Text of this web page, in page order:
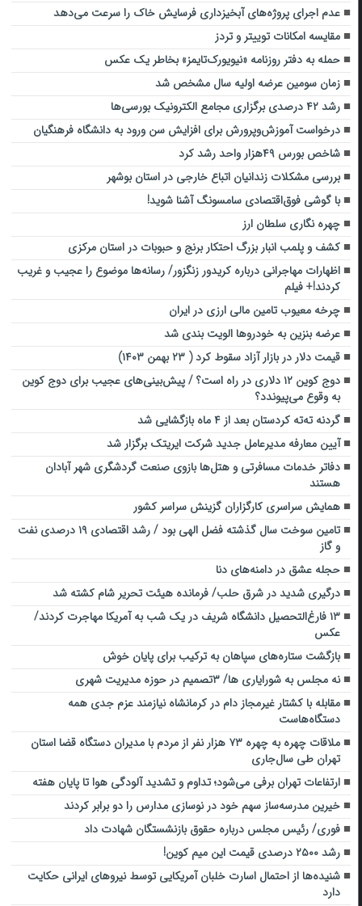
عدم اجرای پروژه‌های آبخیزداری فرسایش خاک را سرعت می‌دهد
مقایسه امکانات توییتر و تردز
حمله به دفتر روزنامه «نیویورک‌تایمز» بخاطر یک عکس
زمان سومین عرضه اولیه سال مشخص شد
رشد ۴۲ درصدی برگزاری مجامع الکترونیک بورسی‌ها
درخواست آموزش‌وپرورش برای افزایش سن ورود به دانشگاه فرهنگیان
شاخص بورس ۴۹هزار واحد رشد کرد
بررسی مشکلات زندانیان اتباع خارجی در استان بوشهر
با گوشی فوق‌اقتصادی سامسونگ آشنا شوید!
چهره نگاری سلطان ارز
کشف و پلمب انبار بزرگ احتکار برنج و حبوبات در استان مرکزی
اظهارات مهاجرانی درباره کریدور زنگزور/ رسانه‌ها موضوع را عجیب و غریب
کردند!+ فیلم
چرخه معیوب تامین مالی ارزی در ایران
عرضه بنزین به خودروها الویت بندی شد
قیمت دلار در بازار آزاد سقوط کرد ( ۲۳ بهمن ۱۴۰۳)
دوج کوین ۱۲ دلاری در راه است؟ / پیش‌بینی‌های عجیب برای دوج کوین
به وقوع می‌پیوندد؟
گردنه ته‌ته کردستان بعد از ۴ ماه بازگشایی شد
آیین معارفه مدیرعامل جدید شرکت ایریتک برگزار شد
دفاتر خدمات مسافرتی و هتل‌ها بازوی صنعت گردشگری شهر آبادان
هستند
همایش سراسری کارگزاران گزینش سراسر کشور
تامین سوخت سال گذشته فضل الهی بود / رشد اقتصادی ۱۹ درصدی نفت
و گاز
حجله عشق در دامنه‌های دنا
درگیری شدید در شرق حلب/ فرمانده هیئت تحریر شام کشته شد
۱۳ فارغ‌التحصیل دانشگاه شریف در یک شب به آمریکا مهاجرت کردند/
عکس
بازگشت ستاره‌های سپاهان به ترکیب برای پایان خوش
نه مجلس به شورایاری ها/ ۳تصمیم در حوزه مدیریت شهری
مقابله با کشتار غیرمجاز دام در کرمانشاه نیازمند عزم جدی همه
دستگاه‌هاست
ملاقات چهره به چهره ۷۳ هزار نفر از مردم با مدیران دستگاه قضا استان
تهران طی سال‌جاری
ارتفاعات تهران برفی می‌شود؛ تداوم و تشدید آلودگی هوا تا پایان هفته
خیرین مدرسه‌ساز سهم خود در نوسازی مدارس را دو برابر کردند
فوری/ رئیس مجلس درباره حقوق بازنشستگان شهادت داد
رشد ۲۵۰۰ درصدی قیمت این میم کوین!
شنیده‌ها از احتمال اسارت خلبان آمریکایی توسط نیروهای ایرانی حکایت
دارد